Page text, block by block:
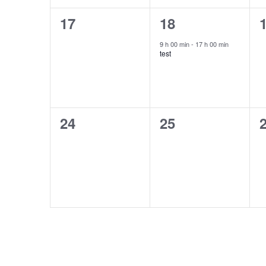
0
17
1
évènement,
18
9 h 00 min- 17 h 00 min
test
0
0
24
0
25
0